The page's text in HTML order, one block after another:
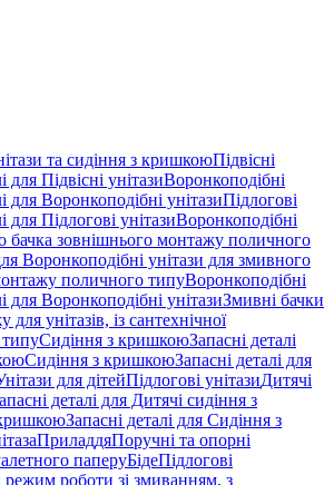
та сидіння з кришкоюПідвісні
для Підвісні унітазиВоронкоподібні
для Воронкоподібні унітазиПідлогові
для Підлогові унітазиВоронкоподібні
бачка зовнішнього монтажу поличного
Воронкоподібні унітази для змивного
поличного типуВоронкоподібні
для Воронкоподібні унітазиЗмивні бачки
унітазів, із сантехнічної
Сидіння з кришкоюЗапасні деталі
Сидіння з кришкоюЗапасні деталі для
для дітейПідлогові унітазиДитячі
деталі для Дитячі сидіння з
Запасні деталі для Сидіння з
ПриладдяПоручні та опорні
паперуБідеПідлогові
режим роботи зі змиванням, з